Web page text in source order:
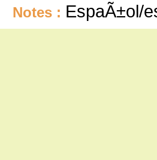
Notes : EspaÃ±ol/